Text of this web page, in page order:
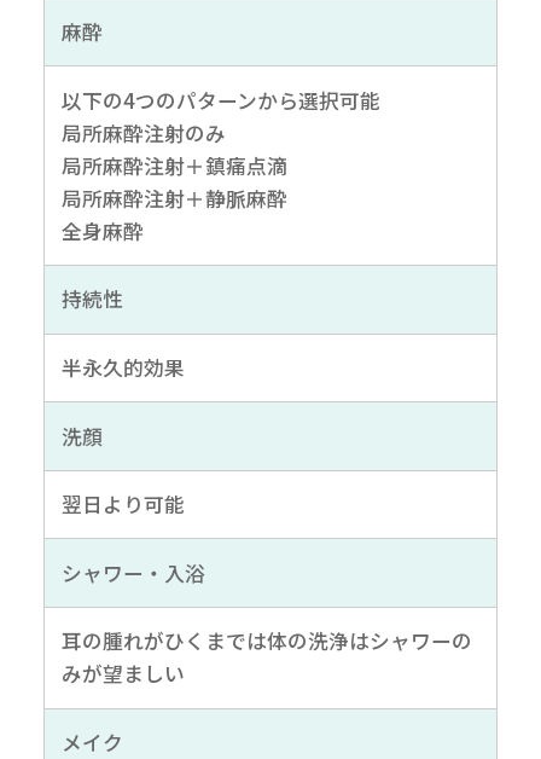
麻酔
以下の4つのパターンから選択可能
局所麻酔注射のみ
局所麻酔注射＋鎮痛点滴
局所麻酔注射＋静脈麻酔
全身麻酔
持続性
半永久的効果
洗顔
翌日より可能
シャワー・入浴
耳の腫れがひくまでは体の洗浄はシャワーの
みが望ましい
メイク